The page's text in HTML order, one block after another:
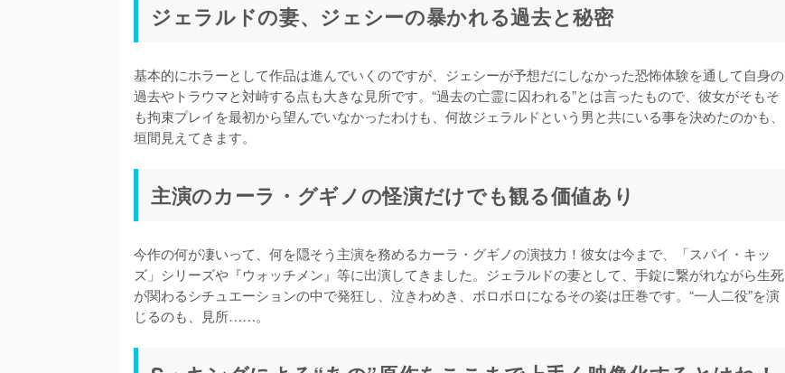
ジェラルドの妻、ジェシーの暴かれる過去と秘密
基本的にホラーとして作品は進んでいくのですが、ジェシーが予想だにしなかった恐怖体験を通して自身の
過去やトラウマと対峙する点も大きな見所です。“過去の亡霊に囚われる”とは言ったもので、彼女がそもそ
も拘束プレイを最初から望んでいなかったわけも、何故ジェラルドという男と共にいる事を決めたのかも、
主演のカーラ・グギノの怪演だけでも観る価値あり
今作の何が凄いって、何を隠そう主演を務めるカーラ・グギノの演技力！彼女は今まで、「スパイ・キッ
ズ」シリーズや『ウォッチメン』等に出演してきました。ジェラルドの妻として、手錠に繋がれながら生死
が関わるシチュエーションの中で発狂し、泣きわめき、ボロボロになるその姿は圧巻です。“一人二役”を演